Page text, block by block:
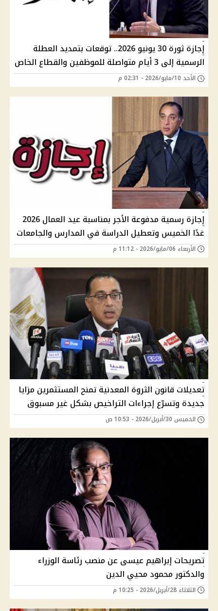
إجازة ثورة 30 يونيو 2026.. توقعات بتمديد العطلة
الرسمية إلى 3 أيام متواصلة للموظفين والقطاع الخاص
الأحد 10/مايو/2026 - 02:31 م
إجازة رسمية مدفوعة الأجر بمناسبة عيد العمال 2026
غدًا الخميس وتعطيل الدراسة في المدارس والجامعات
الأربعاء 06/مايو/2026 - 11:12 م
تعديلات قانون الثروة المعدنية تمنح المستثمرين مزايا
جديدة وتسرّع إجراءات التراخيص بشكل غير مسبوق
الخميس 30/أبريل/2026 - 10:53 ص
تصريحات إبراهيم عيسى عن منصب رئاسة الوزراء
والدكتور محمود محيي الدين
الثلاثاء 28/أبريل/2026 - 10:25 م